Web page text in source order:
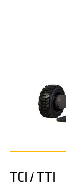
TCI / TTI